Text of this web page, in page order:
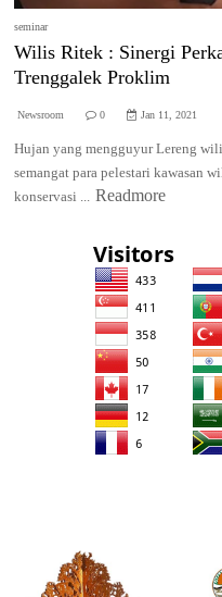
seminar
Wilis Ritek : Sinergi
Trenggalek Proklim
Newsroom 0 Jan 11, 2021
Hujan yang mengguyur Lereng
semangat para pelestari kawasan
konservasi ... Readmore